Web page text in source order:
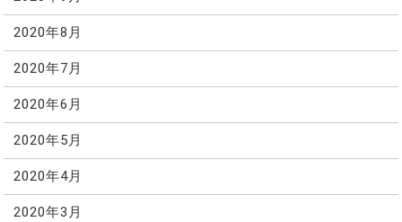
2020年8月
2020年7月
2020年6月
2020年5月
2020年4月
2020年3月